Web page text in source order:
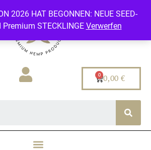
2026 HAT BEGONNEN: NEUE SEED-
Premium STECKLINGE Verwerfen
0,00€